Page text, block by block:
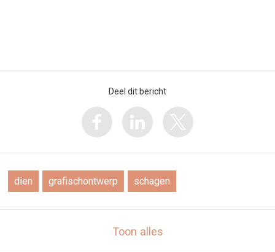
Deel dit bericht
dien grafischontwerp schagen
Toon alles